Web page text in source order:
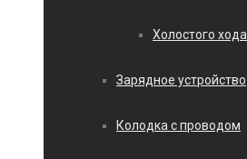
Холостого хода
Зарядное устройство
Колодка с проводом